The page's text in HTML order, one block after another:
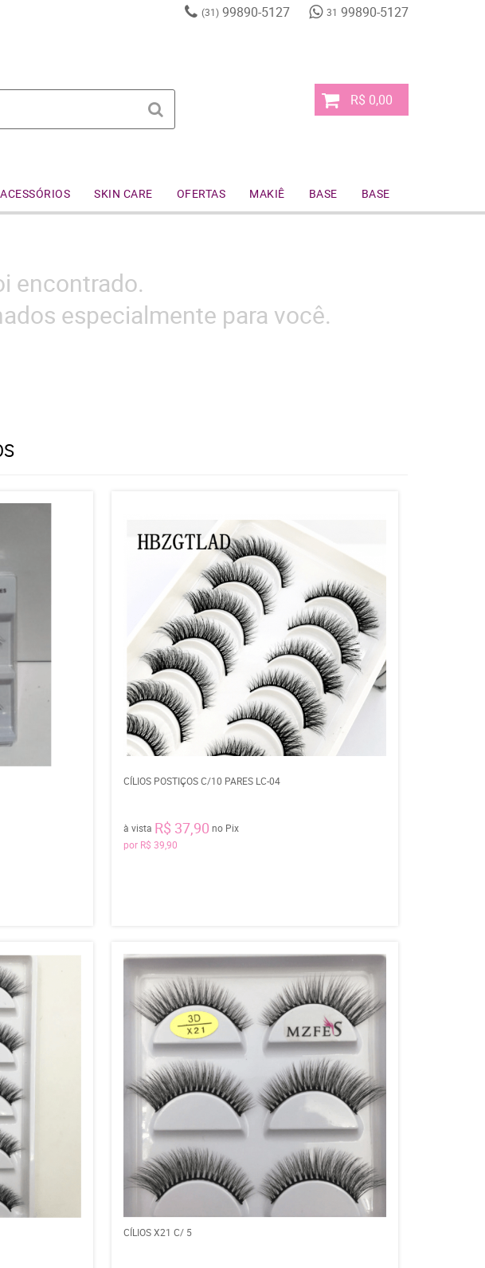
(31)99890-5127 31 99890-5127
R$ 0,00
ACESSÓRIOS SKIN CARE OFERTAS MAKIÊ BASE BASE
encontrado.
especialmente para você.
CÍLIOS POSTIÇOS C/10 PARES LC-04
à vista R$ 37,90 no Pix
por R$ 39,90
CÍLIOS X21 C/ 5